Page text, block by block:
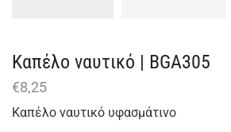
Καπέλο ναυτικό | BGΑ305
€8,25
Καπέλο ναυτικό υφασμάτινο